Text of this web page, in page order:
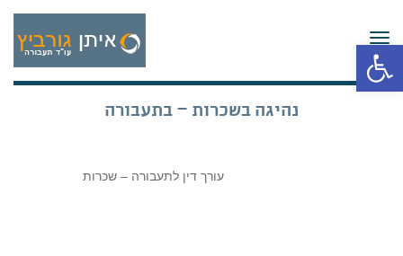
פתח סרגל נגישות
תפריט
נהיגה בשכרות – בתעבורה
עורך דין לתעבורה – שכרות